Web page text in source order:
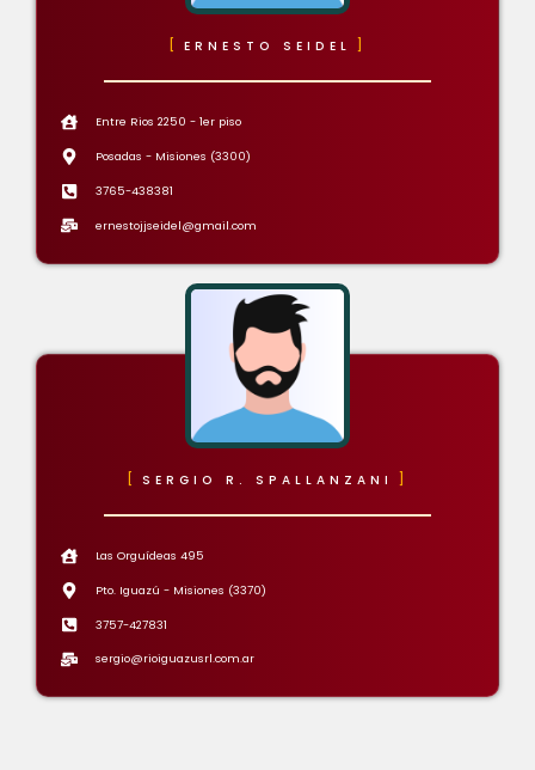
ERNESTO SEIDEL
Entre Rios 2250 - 1er piso
Posadas - Misiones (3300)
3765-438381
ernestojjseidel@gmail.com
SERGIO R. SPALLANZANI
Las Orguídeas 495
Pto. Iguazú - Misiones (3370)
3757-427831
sergio@rioiguazusrl.com.ar